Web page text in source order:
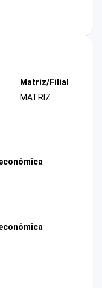
Matriz/Filial
MATRIZ